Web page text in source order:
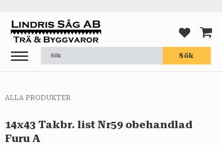
Meny
Sök
ALLA PRODUKTER
14x43 Takbr. list Nr59 obehandlad
Furu A